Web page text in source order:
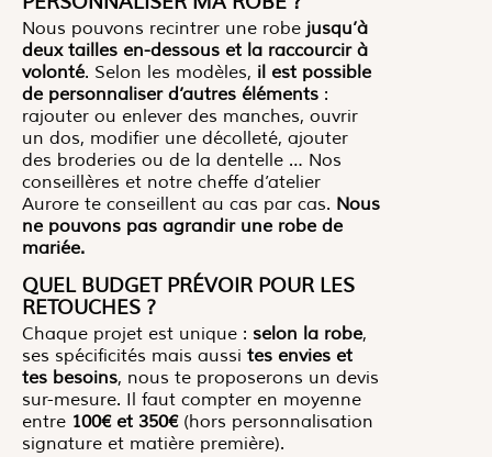
Nous pouvons recintrer une robe jusqu’à
deux tailles en-dessous et la raccourcir à
volonté. Selon les modèles, il est possible
de personnaliser d’autres éléments :
rajouter ou enlever des manches, ouvrir
un dos, modifier une décolleté, ajouter
des broderies ou de la dentelle … Nos
conseillères et notre cheffe d’atelier
Aurore te conseillent au cas par cas. Nous
ne pouvons pas agrandir une robe de
mariée.
QUEL BUDGET PRÉVOIR POUR LES
RETOUCHES ?
Chaque projet est unique : selon la robe,
ses spécificités mais aussi tes envies et
tes besoins, nous te proposerons un devis
sur-mesure. Il faut compter en moyenne
entre 100€ et 350€(hors personnalisation
signature et matière première).